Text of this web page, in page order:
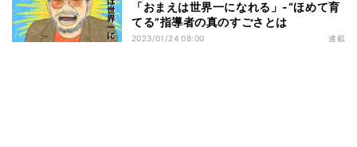
「おまえは世界一になれる」-“ほめて育
てる”指導者の真のすごさとは
2023/01/24 08:00 連載